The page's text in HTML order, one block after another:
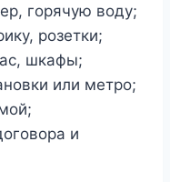
горячую воду;
розетки;
шкафы;
или метро;
и